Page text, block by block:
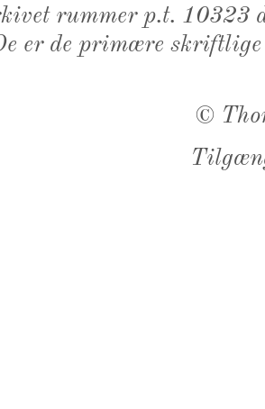
rummer p.t. 10323
er de primære
©